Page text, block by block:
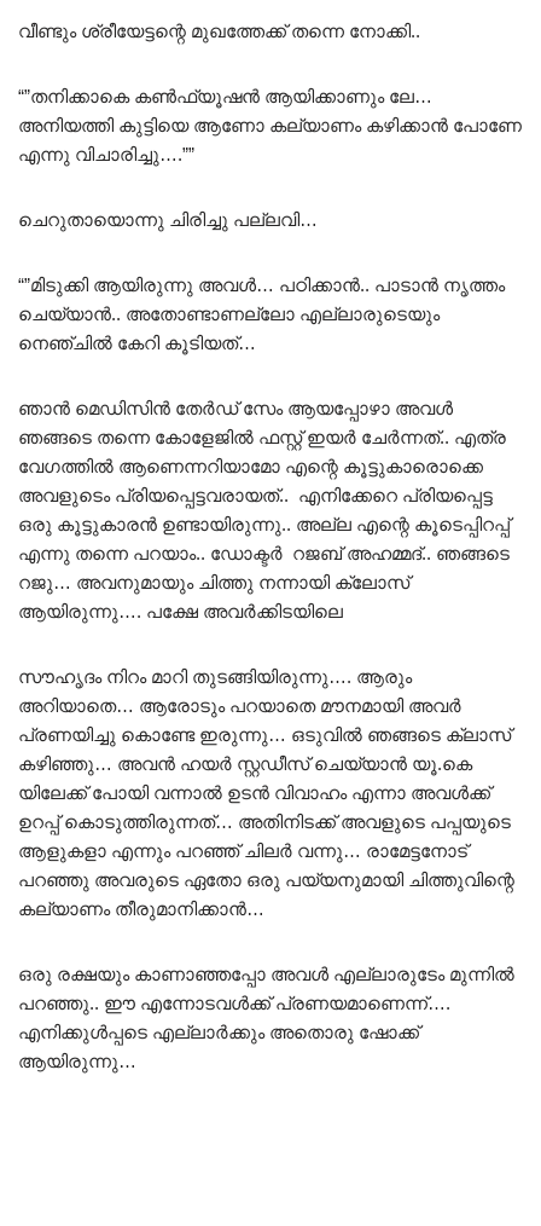
വീണ്ടും ശ്രീയേട്ടന്റെ മുഖത്തേക്ക് തന്നെ നോക്കി..
“”തനിക്കാകെ കൺഫ്യൂഷൻ ആയിക്കാണും ലേ…
അനിയത്തി കുട്ടിയെ ആണോ കല്യാണം കഴിക്കാൻ പോണേ
എന്നു വിചാരിച്ചു….””
ചെറുതായൊന്നു ചിരിച്ചു പല്ലവി…
“”മിടുക്കി ആയിരുന്നു അവൾ… പഠിക്കാൻ.. പാടാൻ നൃത്തം
ചെയ്യാൻ.. അതോണ്ടാണല്ലോ എല്ലാരുടെയും
നെഞ്ചിൽ കേറി കൂടിയത്…
ഞാൻ മെഡിസിൻ തേർഡ് സേം ആയപ്പോഴാ അവൾ
ഞങ്ങടെ തന്നെ കോളേജിൽ ഫസ്റ്റ് ഇയർ ചേർന്നത്.. എത്ര
വേഗത്തിൽ ആണെന്നറിയാമോ എന്റെ കൂട്ടുകാരൊക്കെ
അവളുടെം പ്രിയപ്പെട്ടവരായത്.. എനിക്കേറെ പ്രിയപ്പെട്ട
ഒരു കൂട്ടുകാരൻ ഉണ്ടായിരുന്നു.. അല്ല എന്റെ കൂടെപ്പിറപ്പ്
എന്നു തന്നെ പറയാം.. ഡോക്ടർ റജബ് അഹമ്മദ്‌.. ഞങ്ങടെ
റജു… അവനുമായും ചിത്തു നന്നായി ക്ലോസ്
ആയിരുന്നു…. പക്ഷേ അവർക്കിടയിലെ
സൗഹൃദം നിറം മാറി തുടങ്ങിയിരുന്നു…. ആരും
അറിയാതെ… ആരോടും പറയാതെ മൗനമായി അവർ
പ്രണയിച്ചു കൊണ്ടേ ഇരുന്നു… ഒടുവിൽ ഞങ്ങടെ ക്ലാസ്
കഴിഞ്ഞു… അവൻ ഹയർ സ്റ്റഡീസ് ചെയ്യാൻ യൂ.കെ
യിലേക്ക് പോയി വന്നാൽ ഉടൻ വിവാഹം എന്നാ അവൾക്ക്
ഉറപ്പ് കൊടുത്തിരുന്നത്… അതിനിടക്ക് അവളുടെ പപ്പയുടെ
ആളുകളാ എന്നും പറഞ്ഞ് ചിലർ വന്നു… രാമേട്ടനോട്‌
പറഞ്ഞു അവരുടെ ഏതോ ഒരു പയ്യനുമായി ചിത്തുവിന്റെ
കല്യാണം തീരുമാനിക്കാൻ…
ഒരു രക്ഷയും കാണാഞ്ഞപ്പോ അവൾ എല്ലാരുടേം മുന്നിൽ
പറഞ്ഞു.. ഈ എന്നോടവൾക്ക് പ്രണയമാണെന്ന്….
എനിക്കുൾപ്പടെ എല്ലാർക്കും അതൊരു ഷോക്ക്
ആയിരുന്നു…